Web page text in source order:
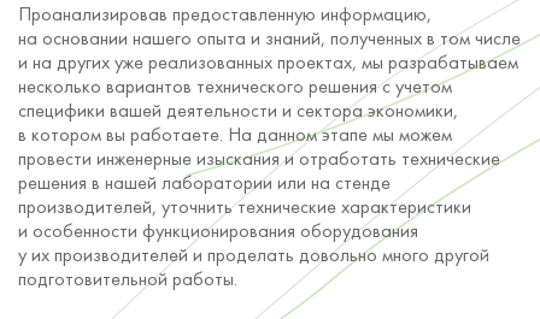
Проанализировав предоставленную информацию,
на основании нашего опыта и знаний, полученных в том числе
и на других уже реализованных проектах, мы разрабатываем
несколько вариантов технического решения с учетом
специфики вашей деятельности и сектора экономики,
в котором вы работаете. На данном этапе мы можем
провести инженерные изыскания и отработать технические
решения в нашей лаборатории или на стенде
производителей, уточнить технические характеристики
и особенности функционирования оборудования
у их производителей и проделать довольно много другой
подготовительной работы.